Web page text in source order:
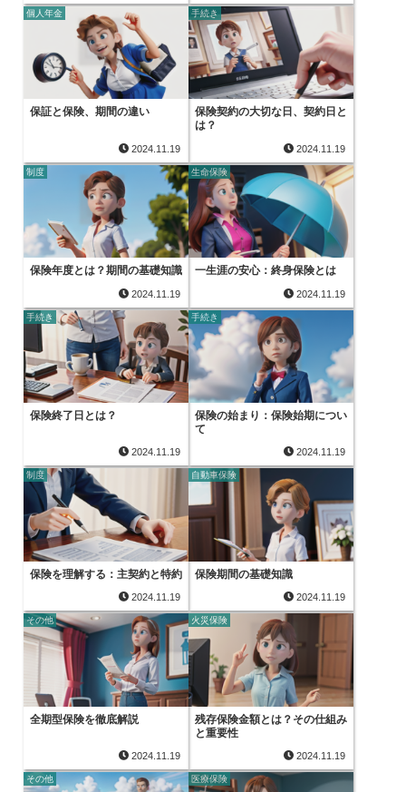
個人年金
保証と保険、期間の違い
2024.11.19
手続き
保険契約の大切な日、契約日と
は？
2024.11.19
制度
保険年度とは？期間の基礎知識
2024.11.19
生命保険
一生涯の安心：終身保険とは
2024.11.19
手続き
保険終了日とは？
2024.11.19
手続き
保険の始まり：保険始期につい
て
2024.11.19
制度
保険を理解する：主契約と特約
2024.11.19
自動車保険
保険期間の基礎知識
2024.11.19
その他
全期型保険を徹底解説
2024.11.19
火災保険
残存保険金額とは？その仕組み
と重要性
2024.11.19
その他 医療保険